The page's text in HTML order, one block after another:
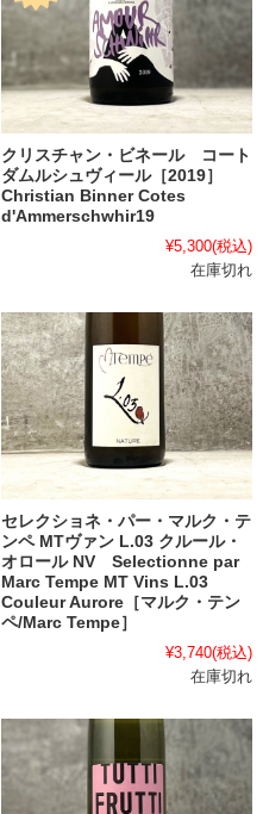
クリスチャン・ビネール コート
ダムルシュヴィール［2019］
Christian Binner Cotes
d'Ammerschwhir19
¥5,300(税込)
在庫切れ
セレクショネ・パー・マルク・テ
ンペ MTヴァン L.03 クルール・
オロール NV Selectionne par
Marc Tempe MT Vins L.03
Couleur Aurore［マルク・テン
ペ/Marc Tempe］
¥3,740(税込)
在庫切れ